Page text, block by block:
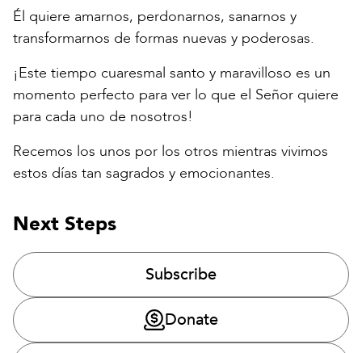
Él quiere amarnos, perdonarnos, sanarnos y
transformarnos de formas nuevas y poderosas.
¡Este tiempo cuaresmal santo y maravilloso es un
momento perfecto para ver lo que el Señor quiere
para cada uno de nosotros!
Recemos los unos por los otros mientras vivimos
estos días tan sagrados y emocionantes.
Next Steps
Subscribe
Donate